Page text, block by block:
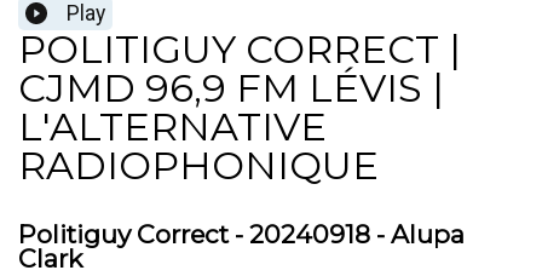
Play
POLITIGUY CORRECT |
CJMD 96,9 FM LÉVIS |
L'ALTERNATIVE
RADIOPHONIQUE
Politiguy Correct - 20240918 - Alupa
Clark